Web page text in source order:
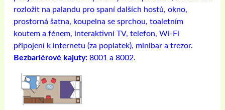
rozložit na palandu pro spaní dalších hostů, okno,
prostorná šatna, koupelna se sprchou, toaletním
koutem a fénem, ​​interaktivní TV, telefon, Wi-Fi
připojení k internetu (za poplatek), minibar a trezor.
Bezbariérové ​​kajuty: 8001 a 8002.